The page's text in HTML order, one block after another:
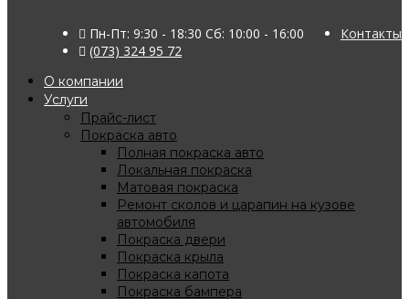
Контакты
Пн-Пт: 9:30 - 18:30 Сб: 10:00 - 16:00
(073) 324 95 72
О компании
Услуги
Прайс-лист
Покраска авто
Полная покраска авто
Локальная покраска
Матовая покраска
Ремонт сколов и царапин на кузове
автомобиля
Покраска двери
Покраска крыла
Покраска капота
Покраска бампера